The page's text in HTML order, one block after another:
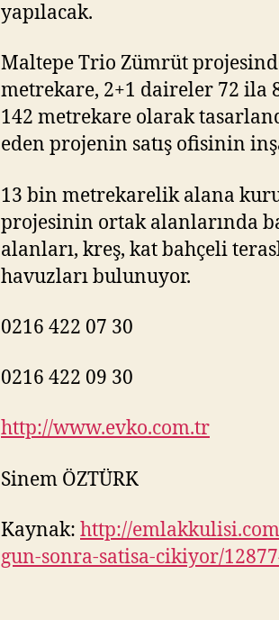
yapılacak.
Maltepe Trio Zümrüt
metrekare, 2+1 daireler 72 ila
142 metrekare olarak
eden projenin satış ofisinin
13 bin metrekarelik alana
projesinin ortak alanlarında
alanları, kreş, kat bahçeli
havuzları bulunuyor.
0216 422 07 30
0216 422 09 30
http://www.evko.com.tr
Sinem ÖZTÜRK
Kaynak: http://
gun-sonra-satisa-cikiyor/